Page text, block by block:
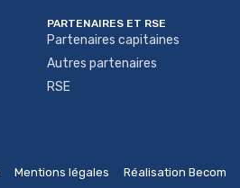
PARTENAIRES ET RSE
Partenaires capitaines
Autres partenaires
RSE
Mentions légales Réalisation Becom